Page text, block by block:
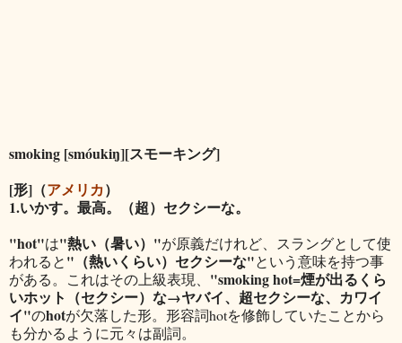
smoking [smóukiŋ][スモーキング]
[形]（アメリカ）
1.いかす。最高。（超）セクシーな。
"hot"は"熱い（暑い）"が原義だけれど、スラングとして使
われると"（熱いくらい）セクシーな"という意味を持つ事
がある。これはその 上級表現、 "smoking hot=煙が出るくら
いホット（セクシー）な→ヤバイ、超セクシーな、カワイ
イ"のhotが欠落した形。形容詞hotを修飾していたことから
も分かるように元々は副詞。